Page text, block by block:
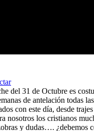
del 31 de Octubre es
de antelación todas
con este día, desde
nosotros los cristianos
y dudas…. ¿debemos